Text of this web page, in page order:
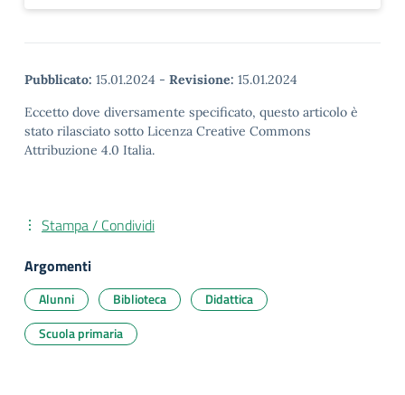
Pubblicato: 15.01.2024 - Revisione: 15.01.2024
Eccetto dove diversamente specificato, questo articolo è
stato rilasciato sotto Licenza Creative Commons
Attribuzione 4.0 Italia.
Stampa / Condividi
Argomenti
Alunni Biblioteca
Didattica
Scuola primaria